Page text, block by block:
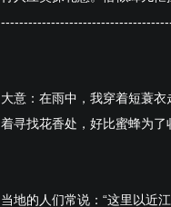
大意：在雨中，我穿着短蓑
着寻找花香处，好比蜜蜂为了
当地的人们常说：“这里以近